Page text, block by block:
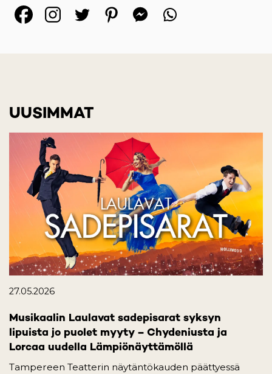
(opens in a new tab)
(opens in a new tab)
(opens in a new
(opens in a
UUSIMMAT
27.05.2026
Musikaalin Laulavat sadepisarat syksyn
lipuista jo puolet myyty – Chydeniusta ja
Lorcaa uudella Lämpiönäyttämöllä
Tampereen Teatterin näytäntökauden päättyessä